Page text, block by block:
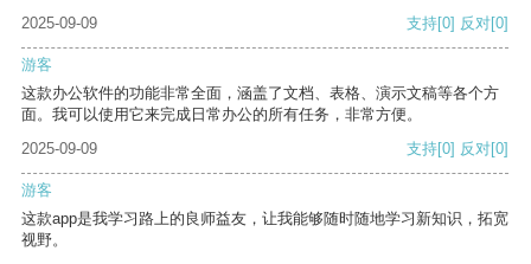
2025-09-09
支持[0] 反对[0]
游客
这款办公软件的功能非常全面，涵盖了文档、表格、演示文稿等各个方
面。我可以使用它来完成日常办公的所有任务，非常方便。
2025-09-09
支持[0] 反对[0]
游客
这款app是我学习路上的良师益友，让我能够随时随地学习新知识，拓宽
视野。